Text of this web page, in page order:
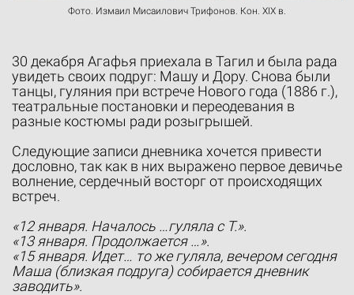
Фото. Измаил Мисаилович Трифонов. Кон. XIX в.
30 декабря Агафья приехала в Тагил и была рада
увидеть своих подруг: Машу и Дору. Снова были
танцы, гуляния при встрече Нового года (1886 г.),
театральные постановки и переодевания в
разные костюмы ради розыгрышей.
Следующие записи дневника хочется привести
дословно, так как в них выражено первое девичье
волнение, сердечный восторг от происходящих
встреч.
«12 января. Началось …гуляла с Т.».
«13 января. Продолжается …».
«15 января. Идет… то же гуляла, вечером сегодня
Маша (близкая подруга) собирается дневник
заводить».